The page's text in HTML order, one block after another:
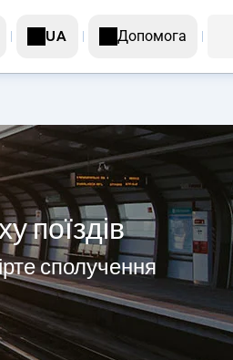
UA Допомога
поїздів
сполучення